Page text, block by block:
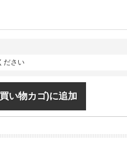
ださい
い物カゴ)に追加